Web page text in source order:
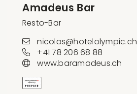
Amadeus Bar
Resto-Bar
nicolas@hotelolympic.ch
+41 78 206 68 88
www.baramadeus.ch